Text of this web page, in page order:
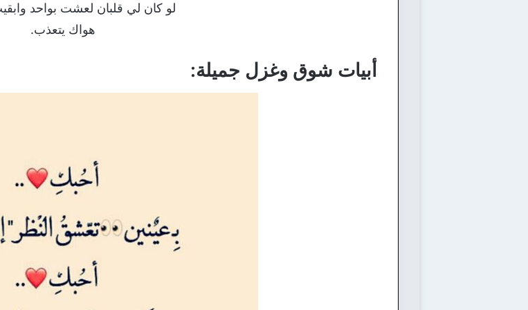
لو كان لي قلبان لعشت بواحد
هواك يتعذب.
أبيات شوق وغزل جميلة: